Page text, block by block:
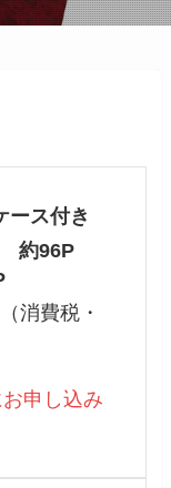
ス付き
約96P
（消費税・
申し込み